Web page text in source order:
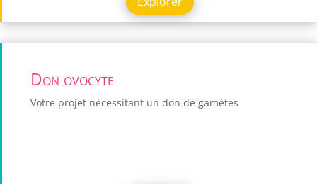
Don ovocyte
Votre projet nécessitant un don de gamètes